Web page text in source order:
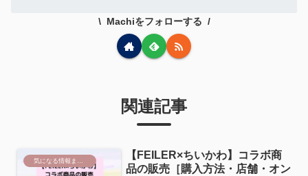
Machiをフォローする
関連記事
気になる情報まとめ
【FEILER×ちいかわ】コラボ商
品の販売［購入方法・店舗・オン